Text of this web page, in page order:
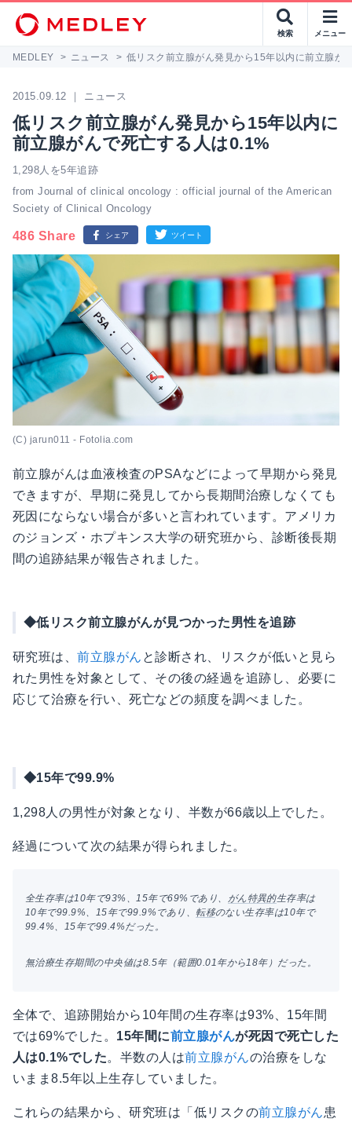
検索 メニュー
MEDLEY > ニュース > 低リスク前立腺がん発見から15年以内に前立腺が
2015.09.12 ｜ ニュース
低リスク前立腺がん発見から15年以内に
前立腺がんで死亡する人は0.1%
1,298人を5年追跡
from Journal of clinical oncology : official journal of the American
Society of Clinical Oncology
486 Share
(C) jarun011 - Fotolia.com
前立腺がんは血液検査のPSAなどによって早期から発見
できますが、早期に発見してから長期間治療しなくても
死因にならない場合が多いと言われています。アメリカ
のジョンズ・ホプキンス大学の研究班から、診断後長期
間の追跡結果が報告されました。
◆低リスク前立腺がんが見つかった男性を追跡
研究班は、前立腺がん と診断され、リスクが低いと見ら
れた男性を対象として、その後の経過を追跡し、必要に
応じて治療を行い、死亡などの頻度を調べました。
◆15年で99.9%
1,298人の男性が対象となり、半数が66歳以上でした。
経過について次の結果が得られました。
全生存率は10年で93%、15年で69%であり、 がん 特異的生存率は
10年で99.9%、15年で99.9%であり、転移のない生存率は10年で
99.4%、15年で99.4%だった。
無治療生存期間の中央値は8.5年（範囲0.01年から18年）だった。
全体で、追跡開始から10年間の生存率は93%、15年間
では69%でした。 15年間に前立腺がんが死因で死亡した
人は0.1%でした。半数の人は前立腺がんの治療をしな
いまま8.5年以上生存していました。
これらの結果から、研究班は「低リスクの前立腺がん患